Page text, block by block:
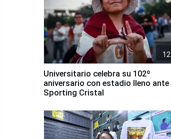
12
Universitario celebra su 102º
aniversario con estadio lleno ante
Sporting Cristal